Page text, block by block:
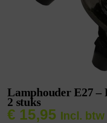
Lamphouder E27 –
2 stuks
€ 15,95 Incl. btw